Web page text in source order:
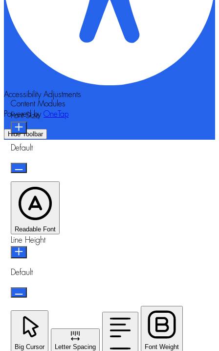
Accessibility Adjustments
Powered by OneTap
Hide Toolbar
Content Modules
Font Size
Default
Readable Font
Line Height
Default
Big Cursor Letter Spacing Font Weight